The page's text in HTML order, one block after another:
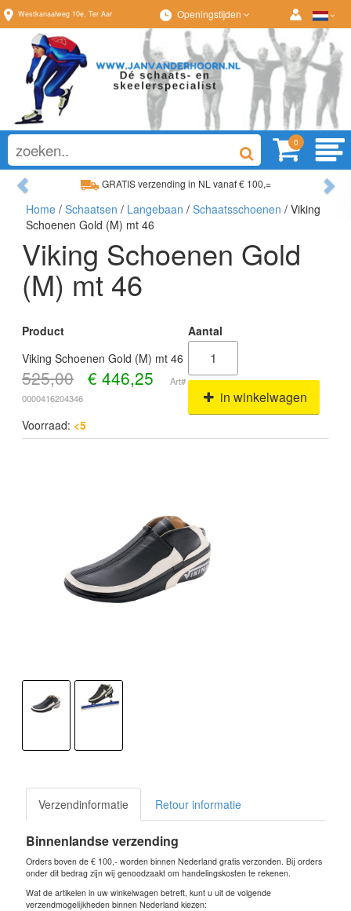
Westkanaalweg 10e, Ter Aar Openingstijden
0
GRATIS verzending in NL vanaf € 100,=
Ruim assortiment, altijd wat naar wens!
Previous
Home / Schaatsen / Langebaan / Schaatsschoenen / Viking
Schoenen Gold (M) mt 46
Viking Schoenen Gold
(M) mt 46
Product
Aantal
Viking Schoenen Gold (M) mt 46
525,00 € 446,25
Art#
0000416204346
in winkelwagen
Voorraad: <5
Verzendinformatie Retour informatie
Binnenlandse verzending
Orders boven de € 100,- worden binnen Nederland gratis verzonden. Bij orders
onder dit bedrag zijn wij genoodzaakt om handelingskosten te rekenen.
Wat de artikelen in uw winkelwagen betreft, kunt u uit de volgende
verzendmogelijkheden binnen Nederland kiezen: